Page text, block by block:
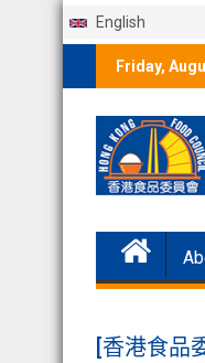
English
Friday,
[香港食品